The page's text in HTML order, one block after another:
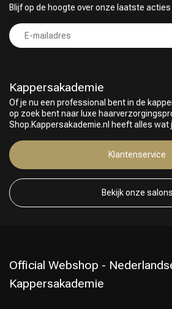
Keuze van onze Kappers
Kappersakademie
Of je nu een professional bent in de
op zoek bent naar luxe
Shop.Kappersakademie.nl heeft alles wat
Klantenservice
Bekijk onze salons
Blijf op de hoogte over onze laatste acties
Official Webshop -
Kappersakademie